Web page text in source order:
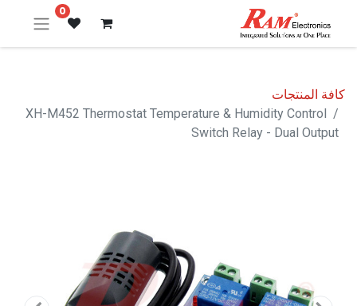
0
كافة المنتجات
XH-M452 Thermostat Temperature & Humidity Control
Switch Relay - Dual Output